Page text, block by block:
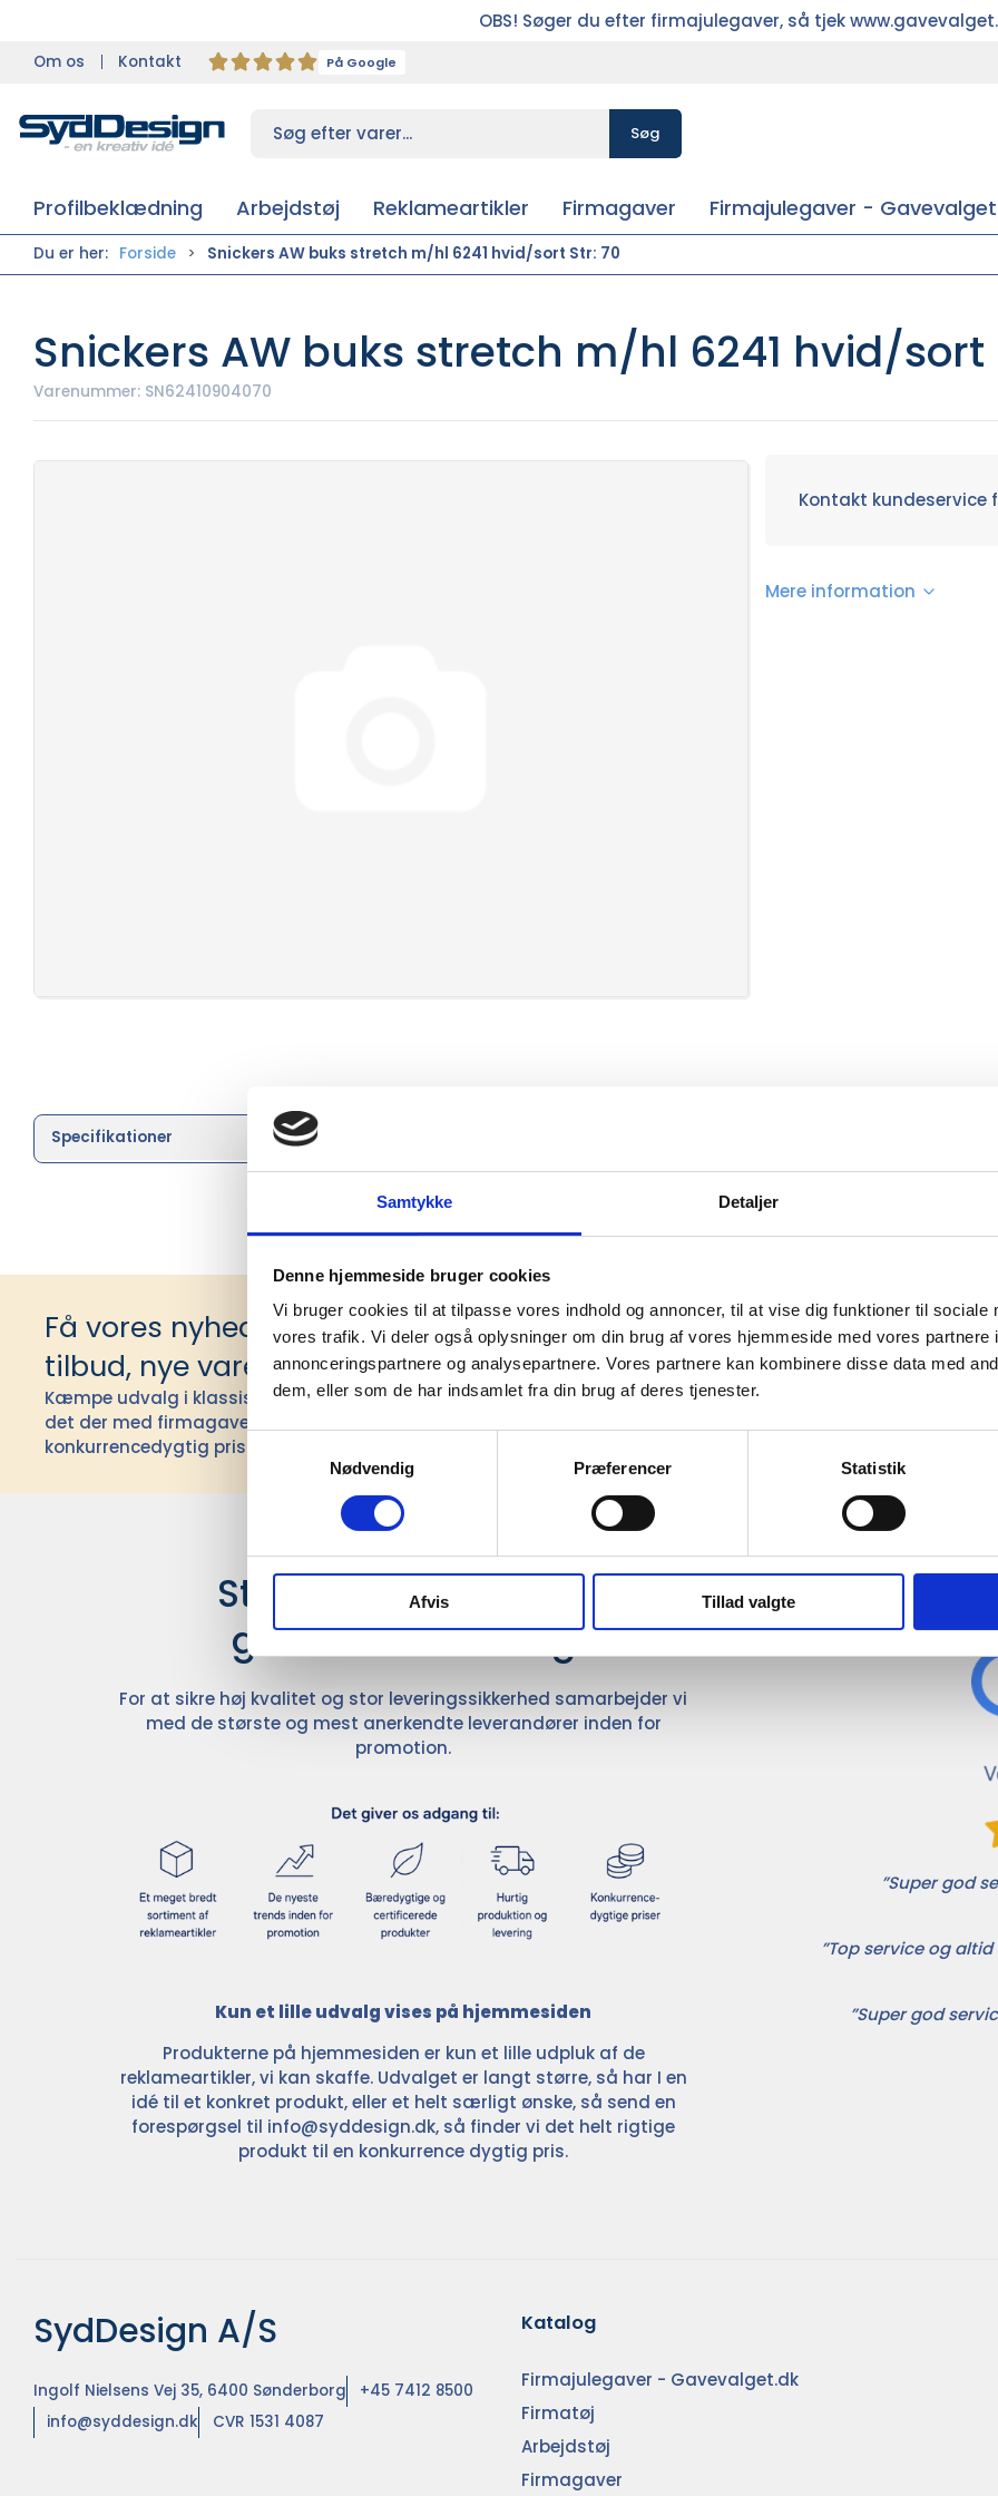
Samtykke Detaljer
Denne hjemmeside bruger cookies
Vi bruger cookies til at tilpasse vores indhold og annoncer, til at vise dig funktioner til sociale
vores trafik. Vi deler også oplysninger om din brug af vores hjemmeside med vores partnere
annonceringspartnere og analysepartnere. Vores partnere kan kombinere disse data med
dem, eller som de har indsamlet fra din brug af deres tjenester.
Nødvendig
Præferencer Statistik
Afvis Tillad valgte
OBS! Søger du efter firmajulegaver, så tjek
Om os Kontakt På Google
Søg
Profilbeklædning Arbejdstøj Reklameartikler Firmagaver Firmajulegaver -
Du er her: Forside Snickers AW buks stretch m/hl 6241 hvid/sort Str: 70
Snickers AW buks stretch m/hl 6241 hvid/sort
Varenummer: SN62410904070
Kontakt
Mere information
Specifikationer
Få vores nyhedsbrev med information om
tilbud, nye varer og andet godt
Kæmpe udvalg i klassiske og nyskabende gaveidéer til din virksomhed. Vi kan
det der med firmagaver, og har ydet god personlig service til en
konkurrencedygtig pris siden 1991.
Stærke leverandører
giver større udvalg
For at sikre høj kvalitet og stor leveringssikkerhed samarbejder vi
med de største og mest anerkendte leverandører inden for
promotion.
Kun et lille udvalg vises på hjemmesiden
Produkterne på hjemmesiden er kun et lille udpluk af de
reklameartikler, vi kan skaffe. Udvalget er langt større, så har I en
idé til et konkret produkt, eller et helt særligt ønske, så send en
forespørgsel til info@syddesign.dk, så finder vi det helt rigtige
produkt til en konkurrence dygtig pris.
Det
”Super god
”Top service og
”Super god
SydDesign A/S
Ingolf Nielsens Vej 35, 6400 Sønderborg
+45 7412 8500
info@syddesign.dk
CVR 1531 4087
Katalog
Firmajulegaver - Gavevalget.dk
Firmatøj
Arbejdstøj
Firmagaver